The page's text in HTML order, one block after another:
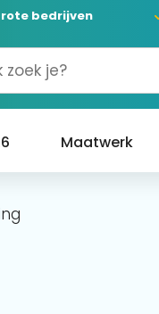
bedrijven
Maatwerk